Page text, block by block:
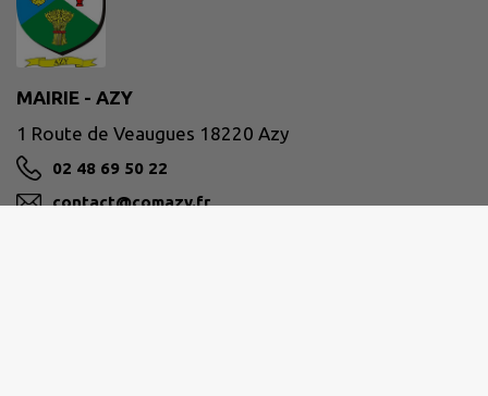
MAIRIE - AZY
1 Route de Veaugues 18220 Azy
02 48 69 50 22
contact@comazy.fr